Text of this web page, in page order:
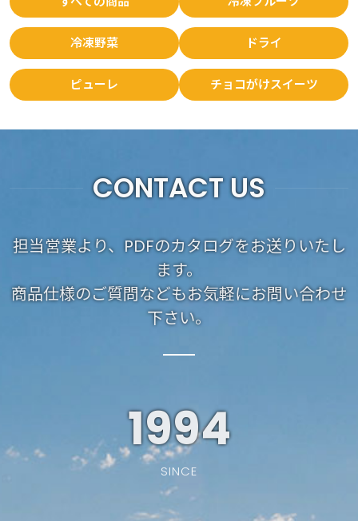
冷凍野菜 ドライ
ピューレ チョコがけスイーツ
CONTACT US
担当営業より、PDFのカタログをお送りいたし
ます。
商品仕様のご質問などもお気軽にお問い合わせ
下さい。
1994
SINCE